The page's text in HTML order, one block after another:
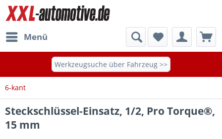
Menü
Werkzeugsuche über Fahrzeug >>
6-kant
Steckschlüssel-Einsatz, 1/2, Pro Torque®,
15 mm